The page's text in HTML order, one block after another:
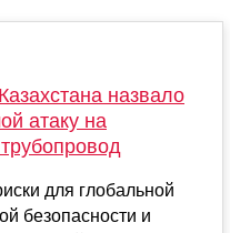
назвало
атаку на
для глобальной
безопасности и